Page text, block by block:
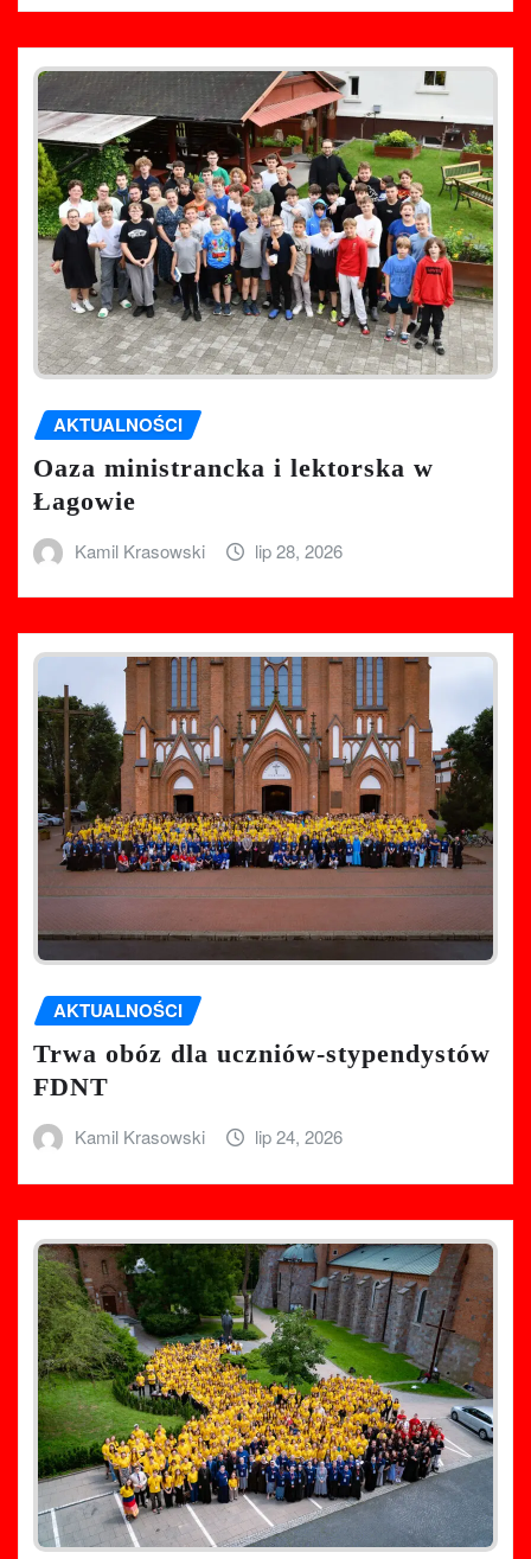
AKTUALNOŚCI
Oaza ministrancka i lektorska w
Łagowie
Kamil Krasowski lip 28, 2026
AKTUALNOŚCI
Trwa obóz dla uczniów-stypendystów
FDNT
Kamil Krasowski lip 24, 2026